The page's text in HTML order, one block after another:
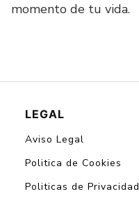
momento de tu vida.
LEGAL
Aviso Legal
Politica de Cookies
Politicas de Privacidad